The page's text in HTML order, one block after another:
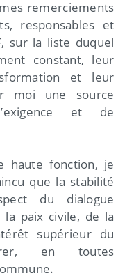
remerciements
responsables et
sur la liste duquel
constant, leur
et leur
moi une source
et de
haute fonction, je
que la stabilité
du dialogue
la paix civile, de la
supérieur du
en toutes